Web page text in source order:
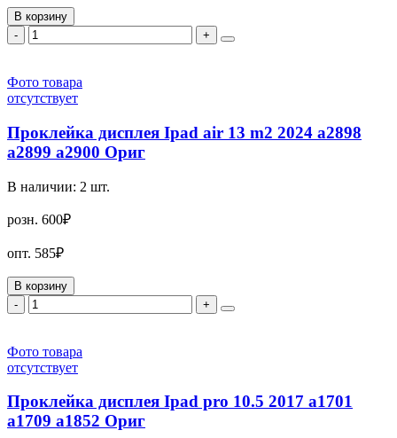
В корзину
-
+
Фото товара
отсутствует
Проклейка дисплея Ipad air 13 m2 2024 a2898
a2899 a2900 Ориг
В наличии: 2 шт.
розн. 600₽
опт. 585₽
В корзину
-
+
Фото товара
отсутствует
Проклейка дисплея Ipad pro 10.5 2017 a1701
a1709 a1852 Ориг